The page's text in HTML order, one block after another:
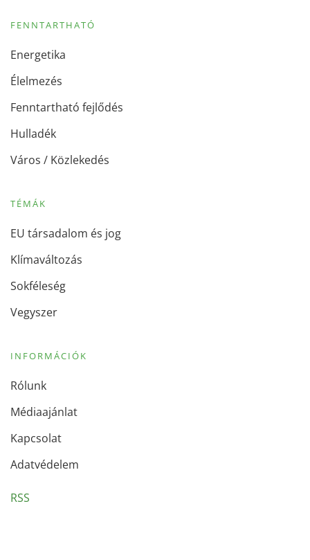
FENNTARTHATÓ
Energetika
Élelmezés
Fenntartható fejlődés
Hulladék
Város / Közlekedés
TÉMÁK
EU társadalom és jog
Klímaváltozás
Sokféleség
Vegyszer
INFORMÁCIÓK
Rólunk
Médiaajánlat
Kapcsolat
Adatvédelem
RSS